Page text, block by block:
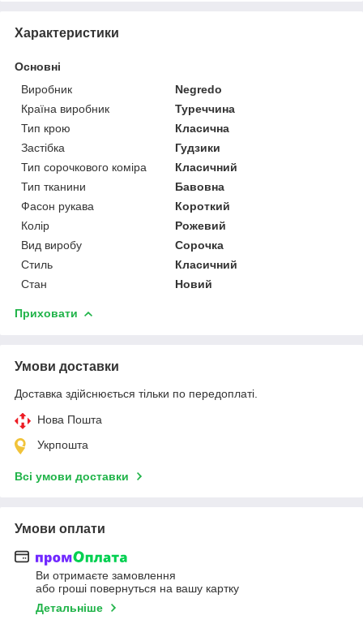
Характеристики
Основні
Виробник
Negredo
Країна виробник
Туреччина
Тип крою
Класична
Застібка
Гудзики
Тип сорочкового коміра
Класичний
Тип тканини
Бавовна
Фасон рукава
Короткий
Колір
Рожевий
Вид виробу
Сорочка
Стиль
Класичний
Стан
Новий
Приховати
Умови доставки
Доставка здійснюється тільки по передоплаті.
Нова Пошта
Укрпошта
Всі умови доставки
Умови оплати
Ви отримаєте замовлення
або гроші повернуться на вашу картку
Детальніше